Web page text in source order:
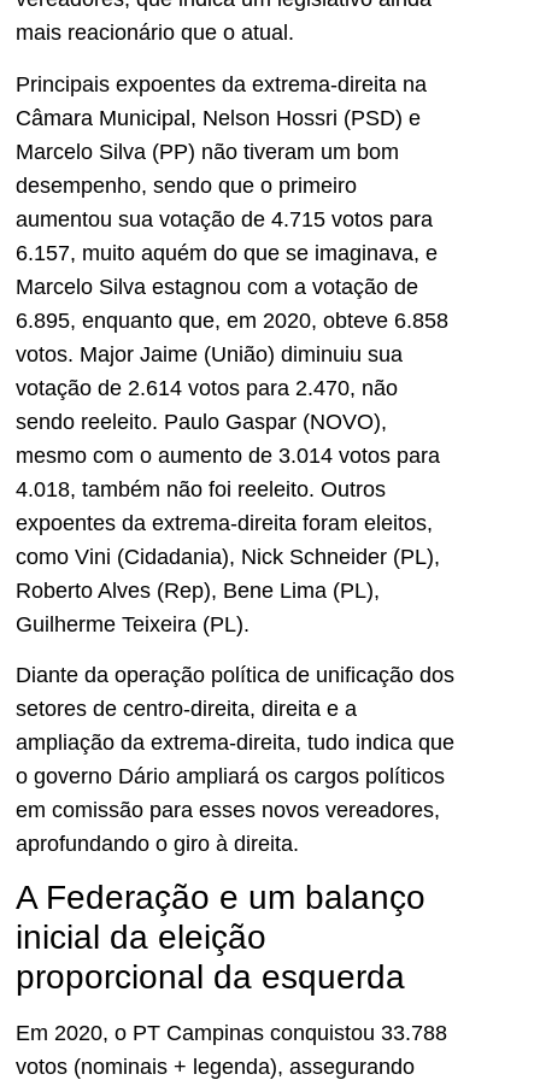
mais reacionário que o atual.
Principais expoentes da extrema-direita na
Câmara Municipal, Nelson Hossri (PSD) e
Marcelo Silva (PP) não tiveram um bom
desempenho, sendo que o primeiro
aumentou sua votação de 4.715 votos para
6.157, muito aquém do que se imaginava, e
Marcelo Silva estagnou com a votação de
6.895, enquanto que, em 2020, obteve 6.858
votos. Major Jaime (União) diminuiu sua
votação de 2.614 votos para 2.470, não
sendo reeleito. Paulo Gaspar (NOVO),
mesmo com o aumento de 3.014 votos para
4.018, também não foi reeleito. Outros
expoentes da extrema-direita foram eleitos,
como Vini (Cidadania), Nick Schneider (PL),
Roberto Alves (Rep), Bene Lima (PL),
Guilherme Teixeira (PL).
Diante da operação política de unificação dos
setores de centro-direita, direita e a
ampliação da extrema-direita, tudo indica que
o governo Dário ampliará os cargos políticos
em comissão para esses novos vereadores,
aprofundando o giro à direita.
A Federação e um balanço
inicial da eleição
proporcional da esquerda
Em 2020, o PT Campinas conquistou 33.788
votos (nominais + legenda), assegurando